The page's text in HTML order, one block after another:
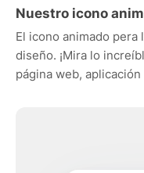
Nuestro icono
El icono animado
diseño. ¡Mira lo
página web,